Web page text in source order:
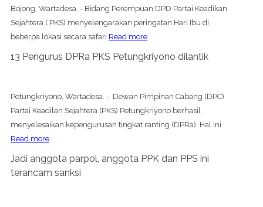
Bojong, Wartadesa. - Bidang Perempuan DPD Partai Keadikan
Sejahtera ( PKS) menyelengarakan peringatan Hari Ibu di
beberpa lokasi secara safari Read more
13 Pengurus DPRa PKS Petungkriyono dilantik
Petungkriyono, Wartadesa. - Dewan Pimpinan Cabang (DPC)
Partai Keadilan Sejahtera (PKS) Petungkriyono berhasil
menyelesaikan kepengurusan tingkat ranting (DPRa). Hal ini
Read more
Jadi anggota parpol, anggota PPK dan PPS ini
terancam sanksi